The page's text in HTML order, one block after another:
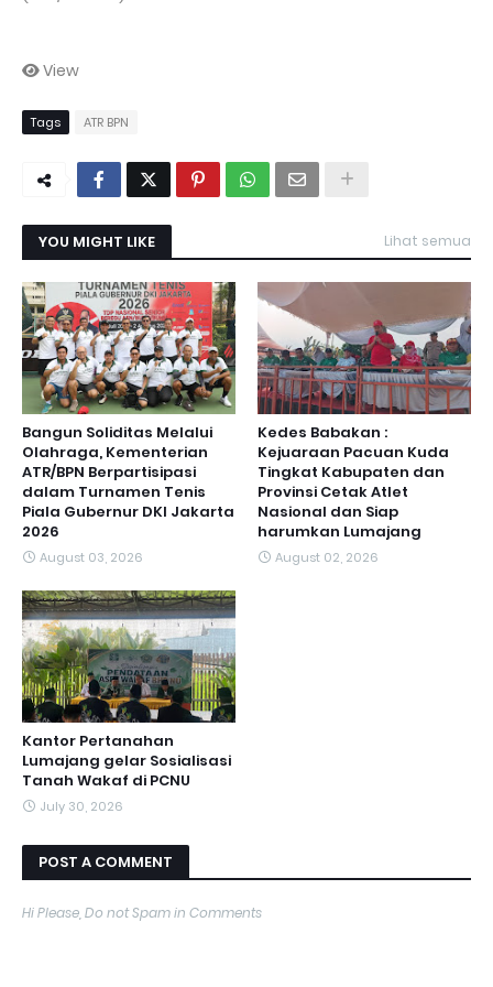
View
Tags ATR BPN
YOU MIGHT LIKE Lihat semua
Bangun Soliditas Melalui
Olahraga, Kementerian
ATR/BPN Berpartisipasi
dalam Turnamen Tenis
Piala Gubernur DKI Jakarta
2026
August 03, 2026
Kedes Babakan :
Kejuaraan Pacuan Kuda
Tingkat Kabupaten dan
Provinsi Cetak Atlet
Nasional dan Siap
harumkan Lumajang
August 02, 2026
Kantor Pertanahan
Lumajang gelar Sosialisasi
Tanah Wakaf di PCNU
July 30, 2026
POST A COMMENT
Hi Please, Do not Spam in Comments